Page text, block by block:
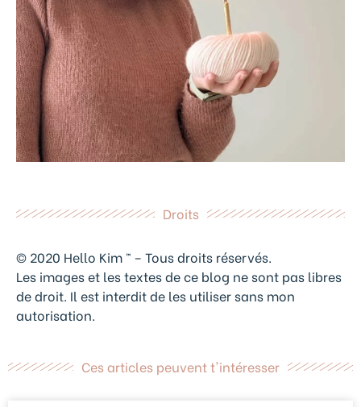
Droits
© 2020 Hello Kim ™ – Tous droits réservés.
Les images et les textes de ce blog ne sont pas libres
de droit. Il est interdit de les utiliser sans mon
autorisation.
Ces articles peuvent t'intéresser